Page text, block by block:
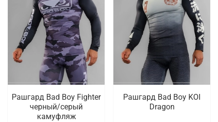
Рашгард Bad Boy Fighter
черный/серый
камуфляж
Рашгард Bad Boy KOI
Dragon